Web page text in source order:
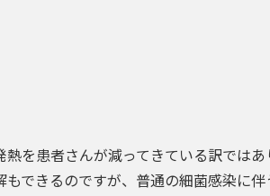
を患者さんが減ってきている訳ではあ
できるのですが、 普通の細菌感染に